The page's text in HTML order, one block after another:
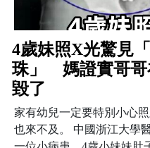
4歲妹照X光驚見
珠」 媽證實哥哥
毀了
家有幼兒一定要特別小心
也來不及。 中國浙江大學